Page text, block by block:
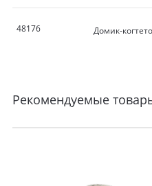
48176 Домик-
Рекомендуемые